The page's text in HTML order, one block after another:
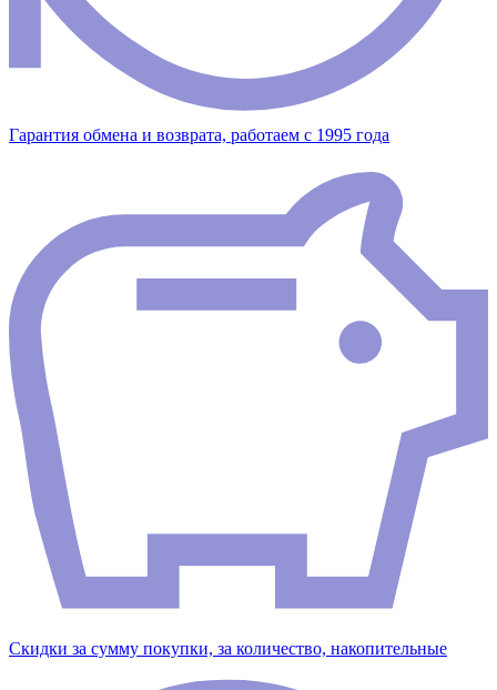
Гарантия обмена и возврата, работаем с 1995 года
Скидки за сумму покупки, за количество, накопительные